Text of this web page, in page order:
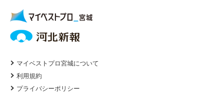
マイベストプロ宮城について
利用規約
プライバシーポリシー